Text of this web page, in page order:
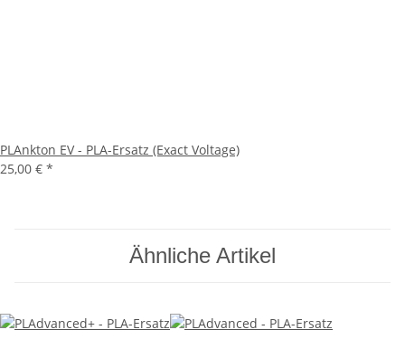
PLAnkton EV - PLA-Ersatz (Exact Voltage)
25,00 € *
Ähnliche Artikel